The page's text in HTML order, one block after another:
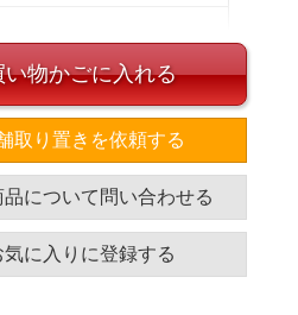
裾幅 着丈
61 77
い物かごに入れる
取り置きを依頼する
品について問い合わせる
気に入りに登録する